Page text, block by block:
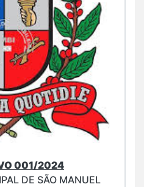
001/2024
DE SÃO MANUEL